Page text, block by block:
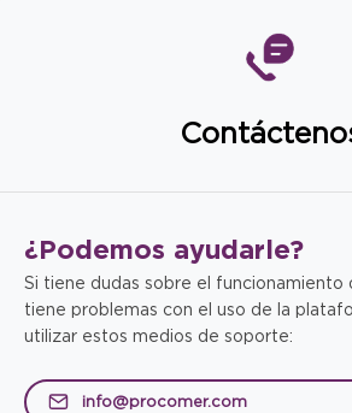
¿Podemos ayudarle?
Si tiene dudas sobre el
tiene problemas con el uso de la
utilizar estos medios de soporte:
info@procomer.com